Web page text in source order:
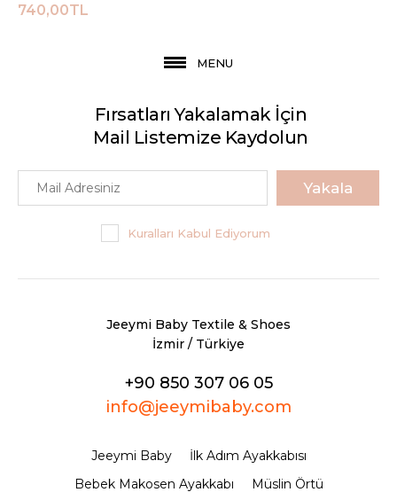
740,00TL
MENU
Fırsatları Yakalamak İçin
Mail Listemize Kaydolun
Yakala
Kuralları Kabul Ediyorum
Jeeymi Baby Textile & Shoes
İzmir / Türkiye
+90 850 307 06 05
info@jeeymibaby.com
Jeeymi Baby
İlk Adım Ayakkabısı
Bebek Makosen Ayakkabı
Müslin Örtü